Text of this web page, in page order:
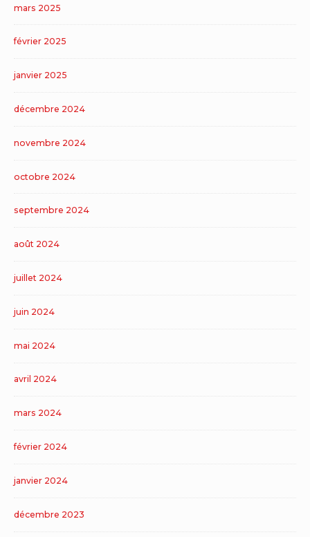
mars 2025
février 2025
janvier 2025
décembre 2024
novembre 2024
octobre 2024
septembre 2024
août 2024
juillet 2024
juin 2024
mai 2024
avril 2024
mars 2024
février 2024
janvier 2024
décembre 2023